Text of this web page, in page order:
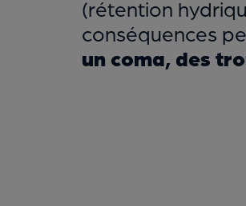
(rétention
conséquences
un coma, des